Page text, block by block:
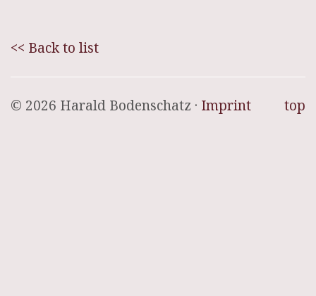
<< Back to list
top
© 2026 Harald Bodenschatz · Imprint